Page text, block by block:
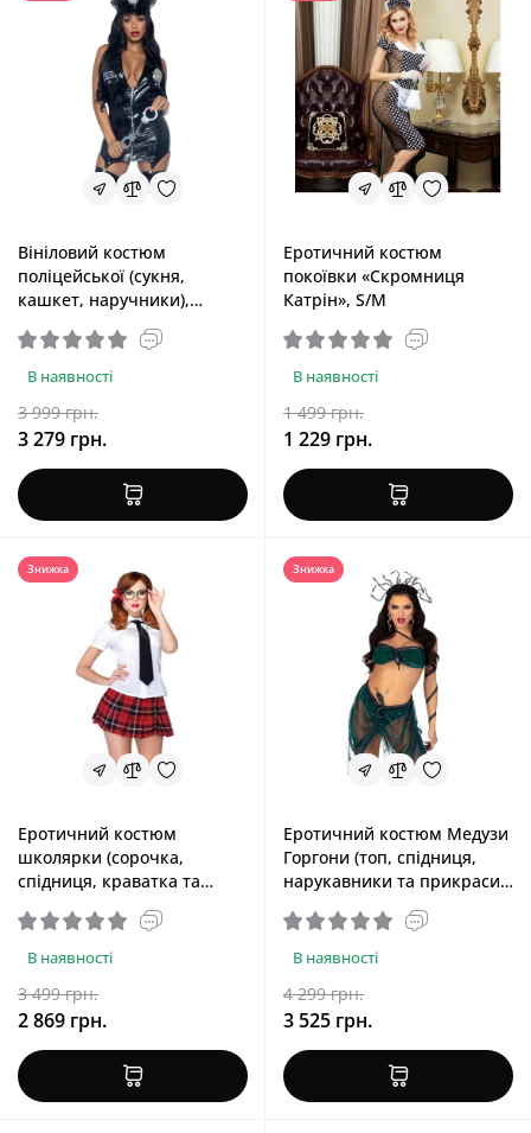
Вініловий костюм
поліцейської (сукня,
кашкет, наручники),
чорний Leg Avenue Vinyl
Vinyl Naughty Cop Black, XS
В наявності
3 999 грн.
3 279 грн.
Еротичний костюм
покоївки «Скромниця
Катрін», S/M
В наявності
1 499 грн.
1 229 грн.
Знижка
Еротичний костюм
школярки (сорочка,
спідниця, краватка та
оправа) Leg Avenue Private
School Sweetie, L
В наявності
3 499 грн.
2 869 грн.
Знижка
Еротичний костюм Медузи
Горгони (топ, спідниця,
нарукавники та прикраси)
Leg Avenue Medusa
Costume, S
В наявності
4 299 грн.
3 525 грн.